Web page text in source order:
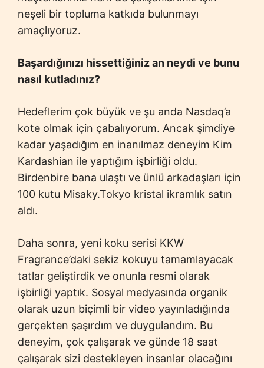
neşeli bir topluma katkıda bulunmayı
amaçlıyoruz.
Başardığınızı hissettiğiniz an neydi ve bunu
nasıl kutladınız?
Hedeflerim çok büyük ve şu anda Nasdaq’a
kote olmak için çabalıyorum. Ancak şimdiye
kadar yaşadığım en inanılmaz deneyim Kim
Kardashian ile yaptığım işbirliği oldu.
Birdenbire bana ulaştı ve ünlü arkadaşları için
100 kutu Misaky.Tokyo kristal ikramlık satın
aldı.
Daha sonra, yeni koku serisi KKW
Fragrance’daki sekiz kokuyu tamamlayacak
tatlar geliştirdik ve onunla resmi olarak
işbirliği yaptık. Sosyal medyasında organik
olarak uzun biçimli bir video yayınladığında
gerçekten şaşırdım ve duygulandım. Bu
deneyim, çok çalışarak ve günde 18 saat
çalışarak sizi destekleyen insanlar olacağını